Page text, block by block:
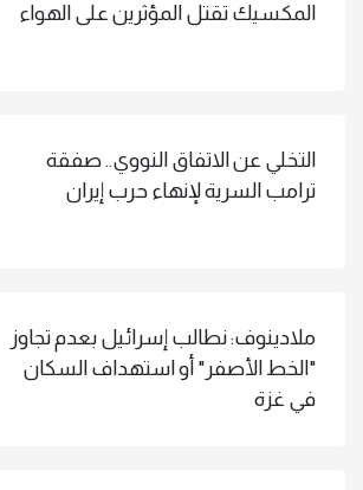
المكسيك تقتل المؤثرين على الهواء
التخلي عن الاتفاق النووي.. صفقة
ترامب السرية لإنهاء حرب إيران
ملادينوف: نطالب إسرائيل بعدم تجاوز
"الخط الأصفر" أو استهداف السكان
في غزة